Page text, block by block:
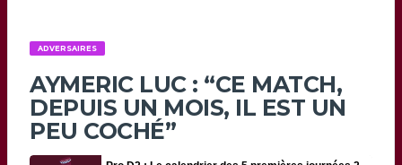
ADVERSAIRES
AYMERIC LUC : “CE MATCH,
DEPUIS UN MOIS, IL EST UN
PEU COCHÉ”